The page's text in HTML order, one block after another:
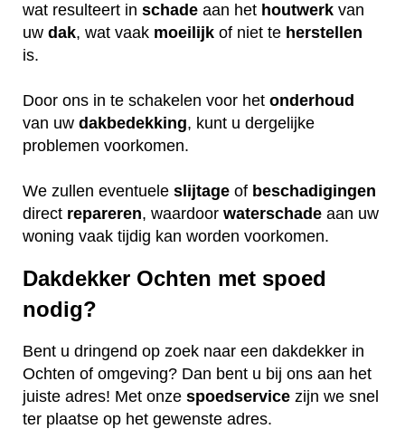
wat resulteert in schade aan het houtwerk van
uw dak, wat vaak moeilijk of niet te herstellen
is.
Door ons in te schakelen voor het onderhoud
van uw dakbedekking, kunt u dergelijke
problemen voorkomen.
We zullen eventuele slijtage of beschadigingen
direct repareren, waardoor waterschade aan uw
woning vaak tijdig kan worden voorkomen.
Dakdekker Ochten met spoed
nodig?
Bent u dringend op zoek naar een dakdekker in
Ochten of omgeving? Dan bent u bij ons aan het
juiste adres! Met onze spoedservice zijn we snel
ter plaatse op het gewenste adres.